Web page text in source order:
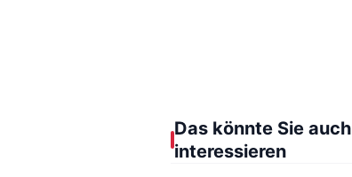
Das könnte Sie auch
interessieren